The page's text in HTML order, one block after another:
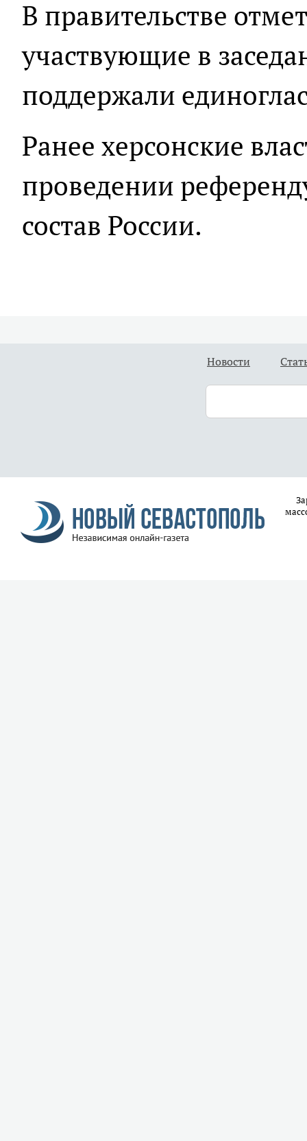
В правительстве
участвующие в
поддержали
Ранее херсонские
проведении
состав России.
Новости